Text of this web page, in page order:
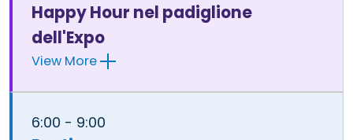
Happy Hour nel padiglione
dell'Expo
View More
6:00 - 9:00